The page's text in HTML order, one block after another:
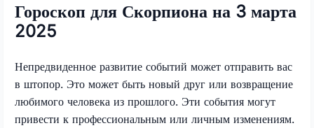
Гороскоп для Скорпиона на 3 марта
2025
Непредвиденное развитие событий может отправить вас
в штопор. Это может быть новый друг или возвращение
любимого человека из прошлого. Эти события могут
привести к профессиональным или личным изменениям.